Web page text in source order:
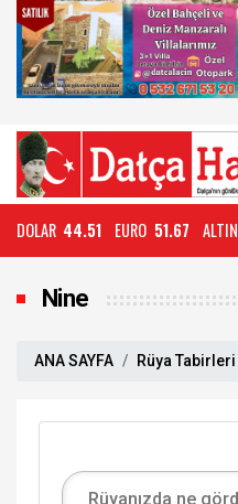
DOLAR 44.51 EURO 51.67 ALTIN
Nine
ANA SAYFA Rüya Tabirleri